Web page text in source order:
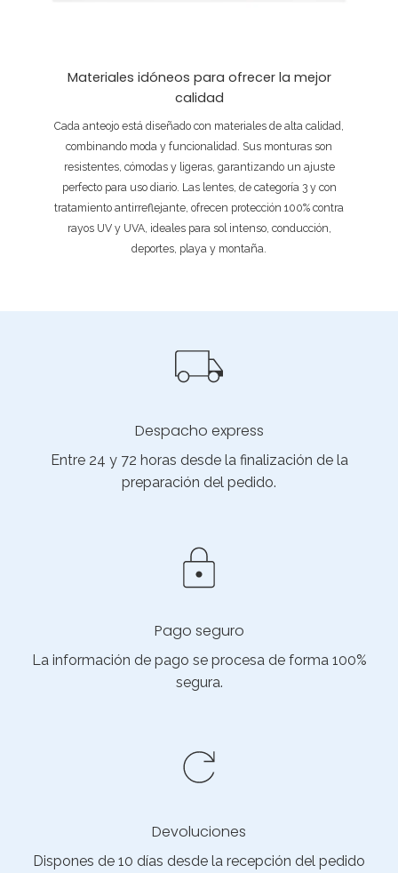
Materiales idóneos para ofrecer la mejor
calidad
Cada anteojo está diseñado con materiales de alta calidad,
combinando moda y funcionalidad. Sus monturas son
resistentes, cómodas y ligeras, garantizando un ajuste
perfecto para uso diario. Las lentes, de categoría 3 y con
tratamiento antirreflejante, ofrecen protección 100% contra
rayos UV y UVA, ideales para sol intenso, conducción,
deportes, playa y montaña.
Despacho express
Entre 24 y 72 horas desde la finalización de la
preparación del pedido.
Pago seguro
La información de pago se procesa de forma 100%
segura.
Devoluciones
Dispones de 10 días desde la recepción del pedido